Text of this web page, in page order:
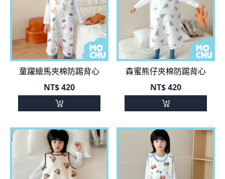
童躍繪馬夾棉防踢背心
NT$420
森蜜熊仔夾棉防踢背心
NT$420